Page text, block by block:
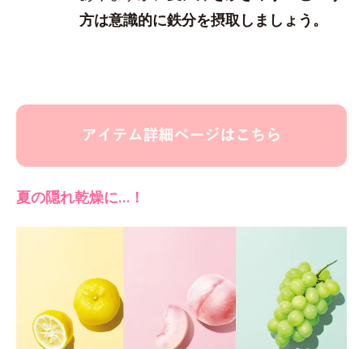
方は意識的に鉄分を摂取しましょう。
夏の隠れ乾燥に…！